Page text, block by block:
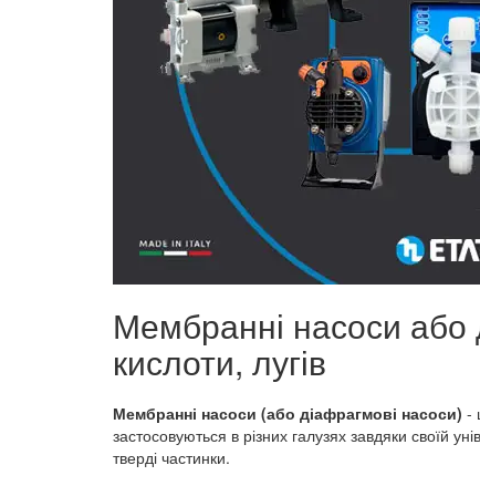
Мембранні насоси або
кислоти, лугів
Мембранні насоси (або діафрагмові насоси) -
застосовуються в різних галузях завдяки своїй
тверді частинки.